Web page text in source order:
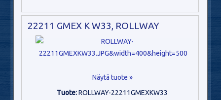
22211 GMEX K W33, ROLLWAY
Näytä tuote »
Tuote:ROLLWAY-22211GMEXKW33